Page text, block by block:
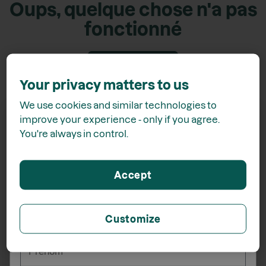
Oups, quelque chose n'a pas
fonctionné
Your privacy matters to us
We use cookies and similar technologies to
improve your experience - only if you agree.
You're always in control.
Customize
Accept
15% de rabais*
lors de votre inscription à l'infolettre
_______